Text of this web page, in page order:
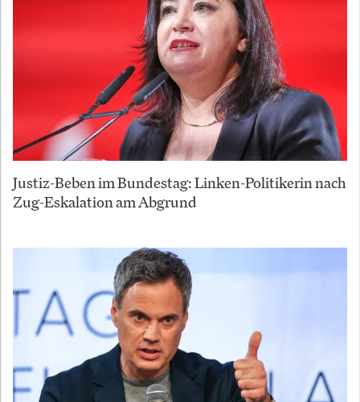
Justiz-Beben im Bundestag: Linken-Politikerin nach
Zug-Eskalation am Abgrund